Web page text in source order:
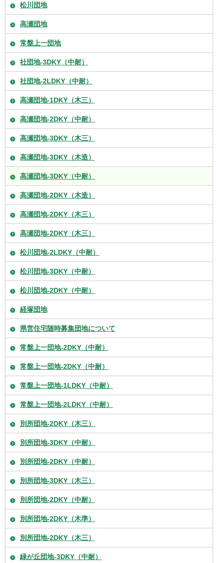
松川団地
高瀬団地
常盤上一団地
社団地-3DKY（中耐）
社団地-2LDKY（中耐）
高瀬団地-1DKY（木三）
高瀬団地-2DKY（中耐）
高瀬団地-3DKY（木三）
高瀬団地-3DKY（木造）
高瀬団地-3DKY（中耐）
高瀬団地-2DKY（木造）
高瀬団地-2DKY（木三）
高瀬団地-2DKY（木三）
松川団地-2LDKY（中耐）
松川団地-3DKY（中耐）
松川団地-2DKY（中耐）
経塚団地
県営住宅随時募集団地について
常盤上一団地-2DKY（中耐）
常盤上一団地-2DKY（中耐）
常盤上一団地-1LDKY（中耐）
常盤上一団地-2LDKY（中耐）
別所団地-2DKY（木三）
別所団地-3DKY（中耐）
別所団地-2DKY（中耐）
別所団地-3DKY（木三）
別所団地-2DKY（中耐）
別所団地-2DKY（木準）
別所団地-2DKY（木三）
緑が丘団地-3DKY（中耐）